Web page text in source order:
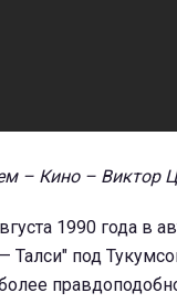
– Кино – Виктор
1990 года в
под